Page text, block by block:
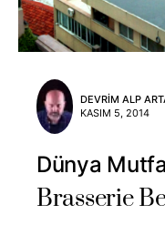
DEVRIM ALP
KASIM 5, 2014
Dünya
Brasserie